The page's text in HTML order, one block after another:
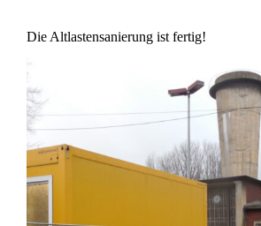
Die Altlastensanierung ist fertig!